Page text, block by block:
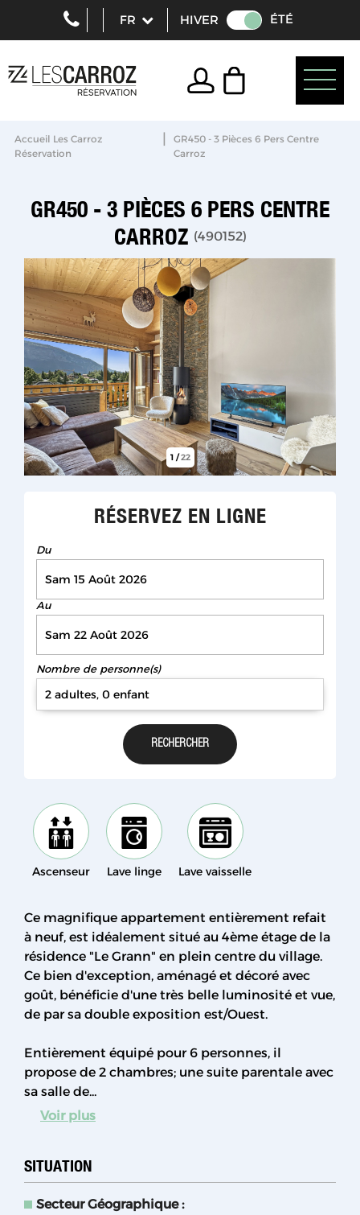
HIVER ÉTÉ
Accueil Les Carroz
Réservation
|
GR450 - 3 Pièces 6 Pers Centre
Carroz
GR450 - 3 PIÈCES 6 PERS CENTRE
CARROZ (490152)
1/22
RÉSERVEZ EN LIGNE
Du
Au
Nombre de personne(s)
2 adultes, 0 enfant
Ascenseur Lave linge Lave vaisselle
Ce magnifique appartement entièrement refait
à neuf, est idéalement situé au 4ème étage de la
résidence "Le Grann" en plein centre du village.
Ce bien d'exception, aménagé et décoré avec
goût, bénéficie d'une très belle luminosité et vue,
de par sa double exposition est/Ouest.
Entièrement équipé pour 6 personnes, il
propose de 2 chambres; une suite parentale avec
sa salle de...
Voir plus
SITUATION
Secteur Géographique :